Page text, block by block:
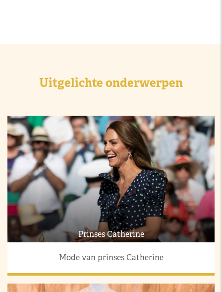
Uitgelichte onderwerpen
Prinses Catherine
Mode van prinses Catherine